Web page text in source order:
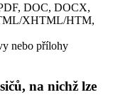
DOC, DOCX,
XHTML/HTM,
nebo přílohy
na nichž lze